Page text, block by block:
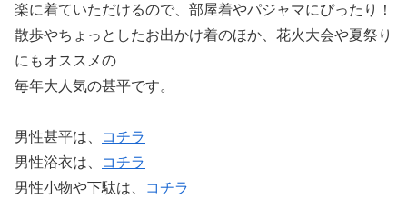
楽に着ていただけるので、部屋着やパジャマにぴったり！
散歩やちょっとしたお出かけ着のほか、花火大会や夏祭り
にもオススメの
毎年大人気の甚平です。
男性甚平は、
コチラ
男性浴衣は、
コチラ
男性小物や下駄は、
コチラ